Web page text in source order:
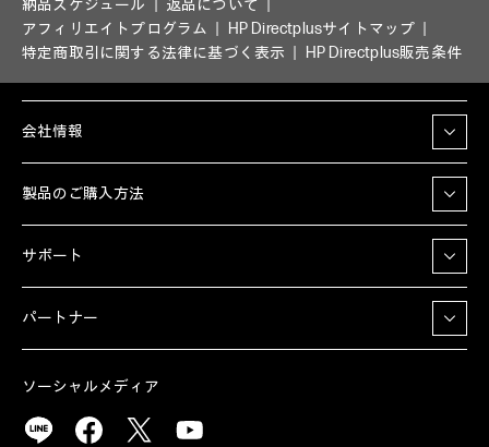
納品スケジュール
返品について
アフィリエイトプログラム
HP Directplusサイトマップ
特定商取引に関する法律に基づく表示
HP Directplus販売条件
会社情報
製品のご購入方法
サポート
パートナー
ソーシャルメディア